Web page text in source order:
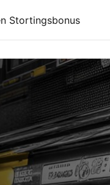
Stortingsbonus